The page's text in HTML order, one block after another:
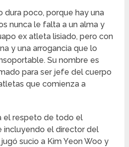
dura poco, porque hay una
nunca le falta a un alma y
ex atleta lisiado, pero con
y una arrogancia que lo
Su nombre es
para ser jefe del cuerpo
que comienza a
el respeto de todo el
incluyendo el director del
sucio a Kim Yeon Woo y